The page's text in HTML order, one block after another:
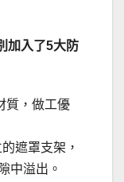
加入了5大防
質，做工優
遮罩支架，
中溢出。